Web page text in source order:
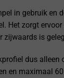
in gebruik en
Het zorgt
zijwaards is
dus alleen
en maximaal